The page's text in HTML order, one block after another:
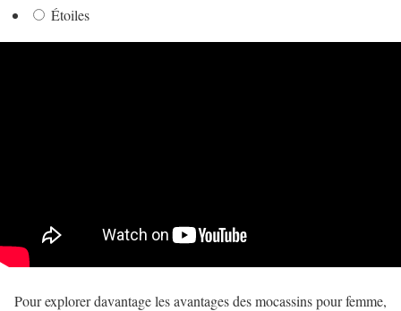
Étoiles
Pour explorer davantage les avantages des mocassins pour femme,